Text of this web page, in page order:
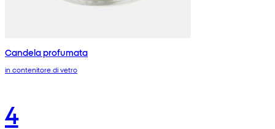
Candela profumata
in contenitore di vetro
4